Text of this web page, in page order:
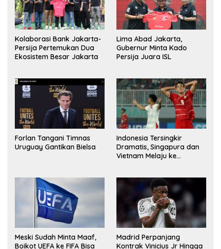
Kolaborasi Bank Jakarta-
Persija Pertemukan Dua
Ekosistem Besar Jakarta
Lima Abad Jakarta,
Gubernur Minta Kado
Persija Juara ISL
Forlan Tangani Timnas
Uruguay Gantikan Bielsa
Indonesia Tersingkir
Dramatis, Singapura dan
Vietnam Melaju ke
Meski Sudah Minta Maaf,
Boikot UEFA ke FIFA Bisa
Madrid Perpanjang
Kontrak Vinicius Jr Hingga